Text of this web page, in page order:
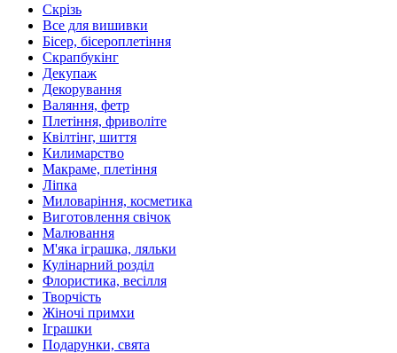
Скрізь
Все для вишивки
Бісер, бісероплетіння
Скрапбукінг
Декупаж
Декорування
Валяння, фетр
Плетіння, фриволіте
Квілтінг, шиття
Килимарство
Макраме, плетіння
Ліпка
Миловаріння, косметика
Виготовлення свічок
Малювання
М'яка іграшка, ляльки
Кулінарний розділ
Флористика, весілля
Творчість
Жіночі примхи
Іграшки
Подарунки, свята